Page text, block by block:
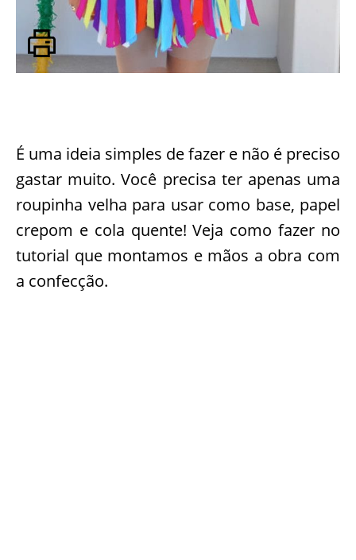
É uma ideia simples de fazer e não é preciso
gastar muito. Você precisa ter apenas uma
roupinha velha para usar como base, papel
crepom e cola quente! Veja como fazer no
tutorial que montamos e mãos a obra com
a confecção.